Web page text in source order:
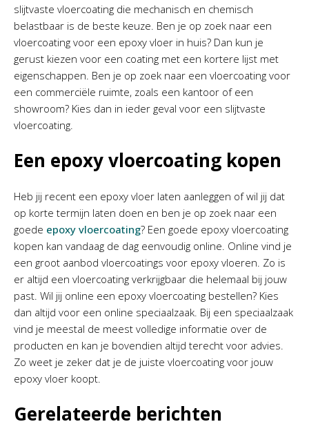
slijtvaste vloercoating die mechanisch en chemisch
belastbaar is de beste keuze. Ben je op zoek naar een
vloercoating voor een epoxy vloer in huis? Dan kun je
gerust kiezen voor een coating met een kortere lijst met
eigenschappen. Ben je op zoek naar een vloercoating voor
een commerciële ruimte, zoals een kantoor of een
showroom? Kies dan in ieder geval voor een slijtvaste
vloercoating.
Een epoxy vloercoating kopen
Heb jij recent een epoxy vloer laten aanleggen of wil jij dat
op korte termijn laten doen en ben je op zoek naar een
goede epoxy vloercoating? Een goede epoxy vloercoating
kopen kan vandaag de dag eenvoudig online. Online vind je
een groot aanbod vloercoatings voor epoxy vloeren. Zo is
er altijd een vloercoating verkrijgbaar die helemaal bij jouw
past. Wil jij online een epoxy vloercoating bestellen? Kies
dan altijd voor een online speciaalzaak. Bij een speciaalzaak
vind je meestal de meest volledige informatie over de
producten en kan je bovendien altijd terecht voor advies.
Zo weet je zeker dat je de juiste vloercoating voor jouw
epoxy vloer koopt.
Gerelateerde berichten